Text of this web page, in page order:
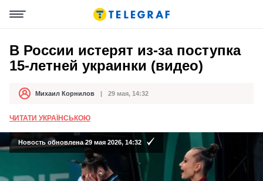
В России истерят из-за поступка
15-летней украинки (видео)
АвторМихаил Корнилов
Дата публикации 29 мая, 14:32
ЧИТАТИ УКРАЇНСЬКОЮ
Новость обновлена 29 мая 2026, 14:32